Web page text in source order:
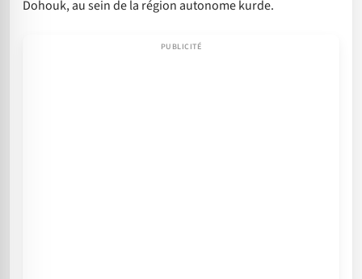
Dohouk, au sein de la région autonome kurde.